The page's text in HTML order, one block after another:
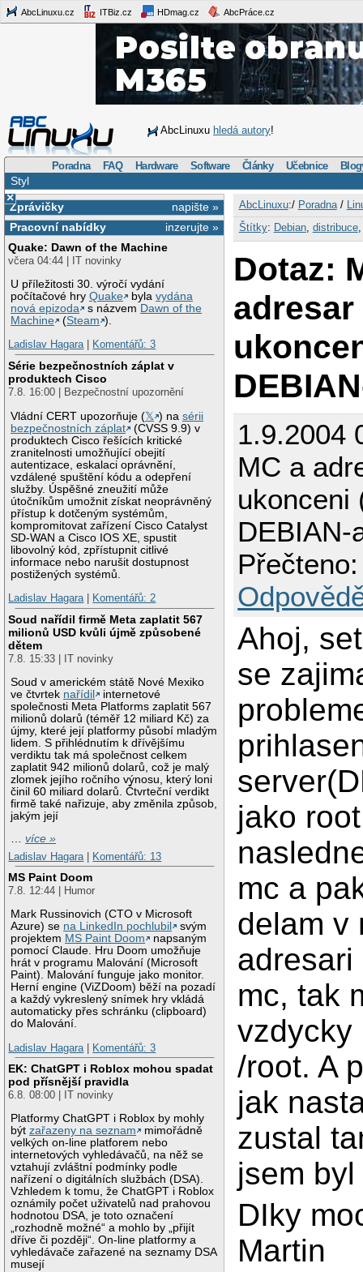
AbcLinuxu.cz ITBiz.cz HDmag.cz AbcPráce.cz
AbcLinuxu hledá autory!
Poradna FAQ Hardware Software Články Učebnice
Styl
×
napište »
Zprávičky
inzerujte »
Pracovní nabídky
Quake: Dawn of the Machine
včera 04:44 | IT novinky
U příležitosti 30. výročí vydání
počítačové hryQuake bylavydána
nová epizoda
s názvem Dawn of the
Machine
(Steam ).
Ladislav Hagara| Komentářů: 3
Série bezpečnostních záplat v
produktech Cisco
7.8. 16:00 | Bezpečnostní upozornění
Vládní CERT upozorňuje (𝕏 ) nasérii
bezpečnostních záplat
(CVSS 9.9) v
produktech Cisco řešících kritické
zranitelnosti umožňující obejití
autentizace, eskalaci oprávnění,
vzdálené spuštění kódu a odepření
služby. Úspěšné zneužití může
útočníkům umožnit získat neoprávněný
přístup k dotčeným systémům,
kompromitovat zařízení Cisco Catalyst
SD-WAN a Cisco IOS XE, spustit
libovolný kód, zpřístupnit citlivé
informace nebo narušit dostupnost
postižených systémů.
Ladislav Hagara| Komentářů: 2
Soud nařídil firmě Meta zaplatit 567
milionů USD kvůli újmě způsobené
dětem
7.8. 15:33 | IT novinky
Soud v americkém státě Nové Mexiko
ve čtvrtek nařídil
internetové
společnosti Meta Platforms zaplatit 567
milionů dolarů (téměř 12 miliard Kč) za
újmy, které její platformy působí mladým
lidem. S přihlédnutím k dřívějšímu
verdiktu tak má společnost celkem
zaplatit 942 milionů dolarů, což je malý
zlomek jejího ročního výnosu, který loni
činil 60 miliard dolarů. Čtvrteční verdikt
firmě také nařizuje, aby změnila způsob,
jakým její
…více »
Ladislav Hagara
Komentářů: 13
MS Paint Doom
7.8. 12:44 | Humor
Mark Russinovich (CTO v Microsoft
Azure) se na LinkedIn pochlubil
svým
projektem MS Paint Doom
napsaným
pomocí Claude. Hru Doom umožňuje
hrát v programu Malování (Microsoft
Paint). Malování funguje jako monitor.
Herní engine (ViZDoom) běží na pozadí
a každý vykreslený snímek hry vkládá
automaticky přes schránku (clipboard)
do Malování.
Ladislav Hagara
Komentářů: 3
EK: ChatGPT i Roblox mohou spadat
pod přísnější pravidla
6.8. 08:00 | IT novinky
Platformy ChatGPT i Roblox by mohly
býtzařazeny na seznam
mimořádně
velkých on-line platforem nebo
internetových vyhledávačů, na něž se
vztahují zvláštní podmínky podle
nařízení o digitálních službách (DSA).
Vzhledem k tomu, že ChatGPT i Roblox
oznámily počet uživatelů nad prahovou
hodnotou DSA, je toto označení
„rozhodně možné“ a mohlo by „přijít
dříve či později“. On-line platformy a
vyhledávače zařazené na seznamy DSA
musejí
AbcLinuxu:/ Poradna/
Štítky: Debian, distribuce
Dotaz:
adresar
1.9.2004
MC a
ukonceni
DEBIAN-
Ahoj,
se
jako
mc a
delam v
adresari
mc, tak
vzdycky
/root. A
jak
zustal
jsem
DIky
Martin